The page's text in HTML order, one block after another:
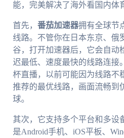
能，完美解决了海外看国内体
首先， 番茄加速器拥有全球节
线路。不管你在日本东京、俄
谷，打开加速器后，它会自动
迟最低、速度最快的线路连接
杯直播，以前可能因为线路不
推荐的最优线路，画面流畅到
球。
其次，它支持多个平台和多设
是Android手机、iOS平板、